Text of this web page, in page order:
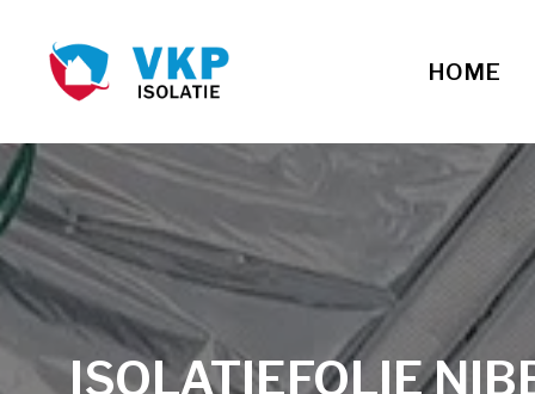
HOME
ISOLATIEFOLIE